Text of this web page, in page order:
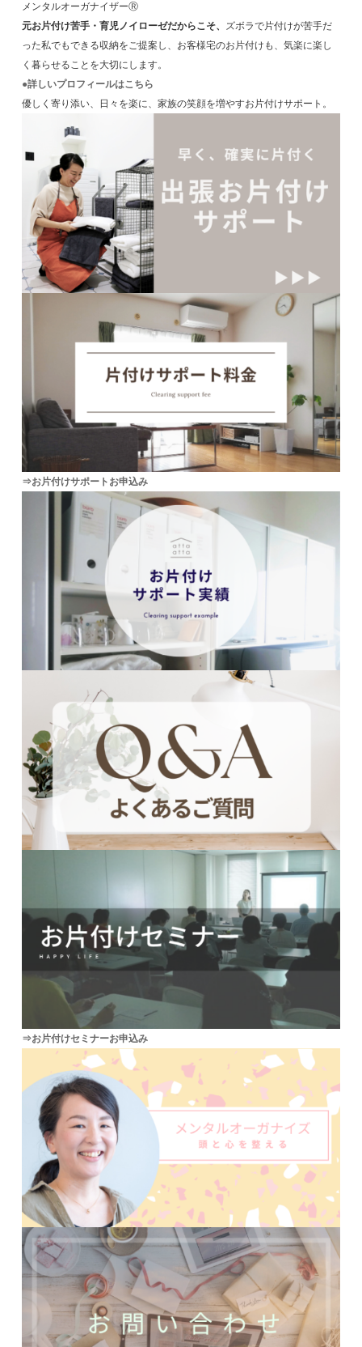
メンタルオーガナイザーⓇ
元お片付け苦手・育児ノイローゼだからこそ、 ズボラで片付けが苦手だ
った私でもできる収納をご提案し、お客様宅のお片付けも、気楽に楽し
く暮らせることを大切にします。
●詳しいプロフィールはこちら
優しく寄り添い、日々を楽に、家族の笑顔を増やすお片付けサポート。
⇒お片付けサポートお申込み
⇒お片付けセミナーお申込み